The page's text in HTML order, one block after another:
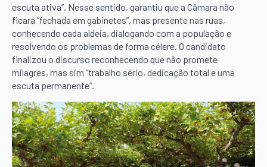
escuta ativa”. Nesse sentido, garantiu que a Câmara não
ficará “fechada em gabinetes”, mas presente nas ruas,
conhecendo cada aldeia, dialogando com a população e
resolvendo os problemas de forma célere. O candidato
finalizou o discurso reconhecendo que não promete
milagres, mas sim “trabalho sério, dedicação total e uma
escuta permanente”.